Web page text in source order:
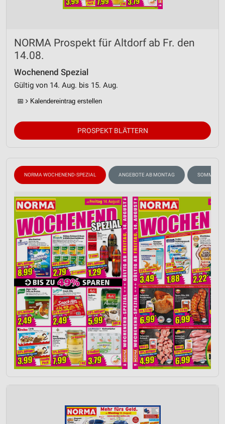
NORMA Prospekt für Altdorf ab Fr. den
14.08.
Wochenend Spezial
Gültig von 14. Aug. bis 15. Aug.
📅 Kalendereintrag erstellen
PROSPEKT BLÄTTERN
NORMA WOCHENEND-SPEZIAL ANGEBOTE AB MONTAG SOMMER &